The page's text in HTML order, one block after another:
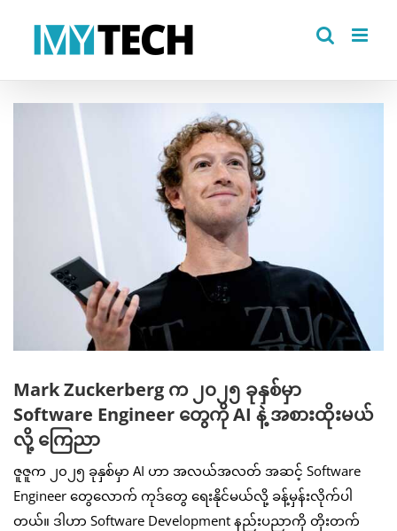
Mark Zuckerberg က ၂၀၂၅ ခုနှစ်မှာ
Software Engineer တွေကို AI နဲ့ အစားထိုးမယ်
လို့ ကြေညာ
ဇူဇူက ၂၀၂၅ ခုနှစ်မှာ AI ဟာ အလယ်အလတ် အဆင့် Software
Engineer တွေလောက် ကုဒ်တွေ ရေးနိုင်မယ်လို့ ခန့်မှန်းလိုက်ပါ
တယ်။ ဒါဟာ Software Development နည်းပညာကို တိုးတက်